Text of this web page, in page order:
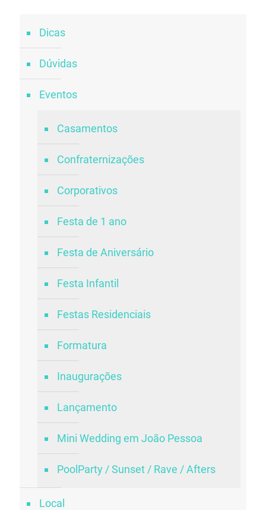
Dicas
Dúvidas
Eventos
Casamentos
Confraternizações
Corporativos
Festa de 1 ano
Festa de Aniversário
Festa Infantil
Festas Residenciais
Formatura
Inaugurações
Lançamento
Mini Wedding em João Pessoa
PoolParty / Sunset / Rave / Afters
Local